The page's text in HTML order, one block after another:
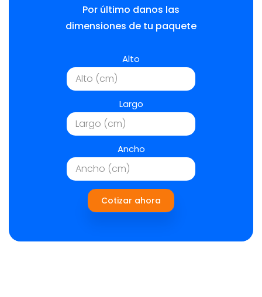
Por último danos las
dimensiones de tu paquete
Alto
Largo
Ancho
Cotizar ahora